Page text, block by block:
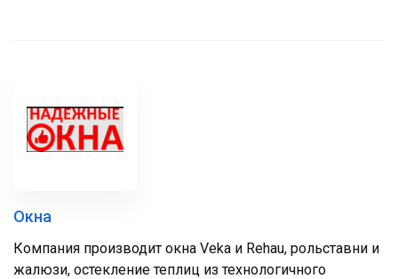
Окна
Компания производит окна Veka и Rehau, рольставни и
жалюзи, остекление теплиц из технологичного